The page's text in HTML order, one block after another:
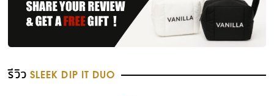
รีวิว SLEEK DIP IT DUO